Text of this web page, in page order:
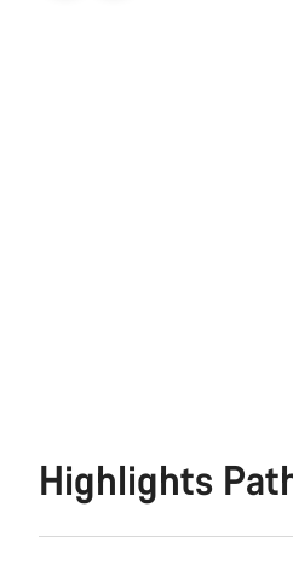
Highlights